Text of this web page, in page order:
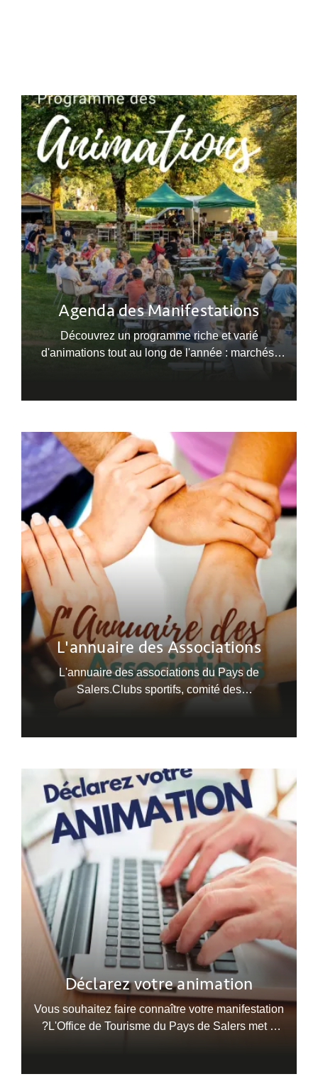
Agenda des Manifestations
Découvrez un programme riche et varié
d'animations tout au long de l'année : marchés,
festivals, expositions, randonnées... Il y en a pour
L'annuaire des Associations
L'annuaire des associations du Pays de
Salers.Clubs sportifs, comité des
fêtes...Disponible en version papier à l'Office de
Déclarez votre animation
Vous souhaitez faire connaître votre manifestation
?L'Office de Tourisme du Pays de Salers met à